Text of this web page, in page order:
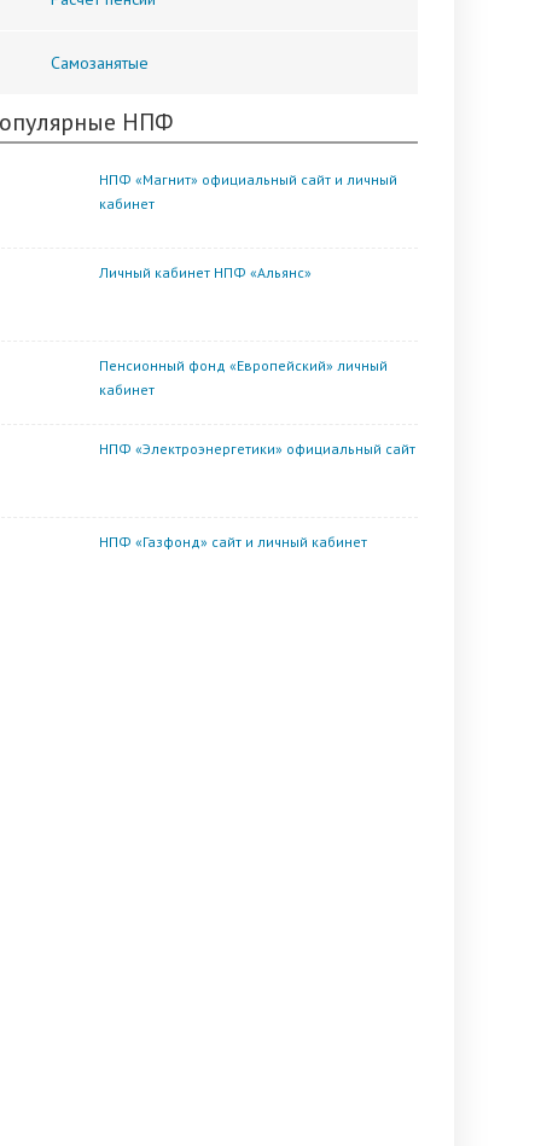
Самозанятые
НПФ
НПФ «Магнит» официальный сайт и личный
кабинет
Личный кабинет НПФ «Альянс»
Пенсионный фонд «Европейский» личный
кабинет
НПФ «Электроэнергетики» официальный сайт
НПФ «Газфонд» сайт и личный кабинет